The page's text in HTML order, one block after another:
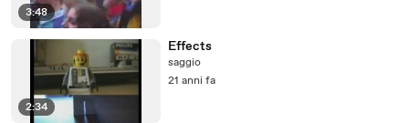
3:48
2:34
Effects
saggio
21 anni fa